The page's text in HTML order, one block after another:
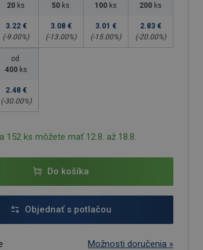
20 ks
3.22 €
(-9.00%)
50 ks
3.08 €
(-13.00%)
100 ks
3.01 €
(-15.00%)
200 ks
2.83 €
(-20.00%)
od
400 ks
2.48 €
(-30.00%)
152 ks môžete mať 12.8. až 18.8.
Do košíka
Objednať s potlačou
Možnosti doručenia »